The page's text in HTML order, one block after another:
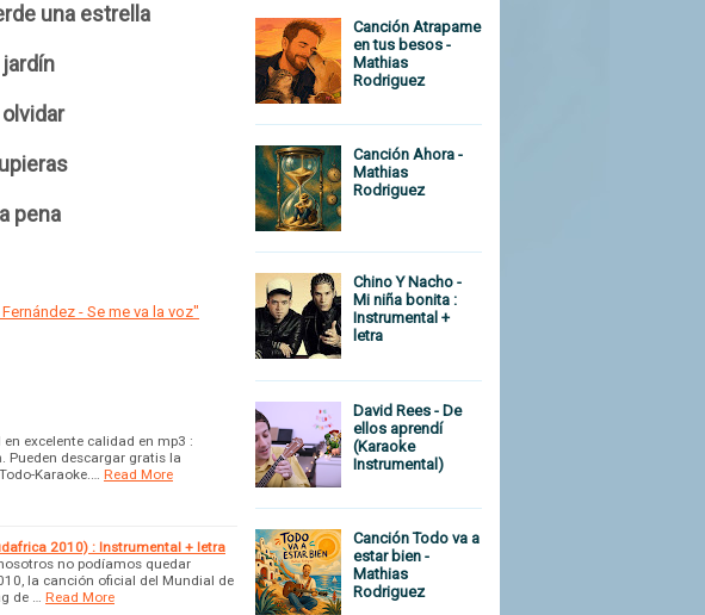
una estrella
pena
- Se me va la voz"
excelente calidad en mp3 :
Pueden descargar gratis la
Karaoke.…
Read More
2010) : Instrumental + letra
no podíamos quedar
la canción oficial del Mundial de
de …
Read More
Canción Atrapame
en tus besos -
Mathias
Rodriguez
Canción Ahora -
Mathias
Rodriguez
Chino Y Nacho -
Mi niña bonita :
Instrumental +
letra
David Rees - De
ellos aprendí
(Karaoke
Instrumental)
Canción Todo va a
estar bien -
Mathias
Rodriguez